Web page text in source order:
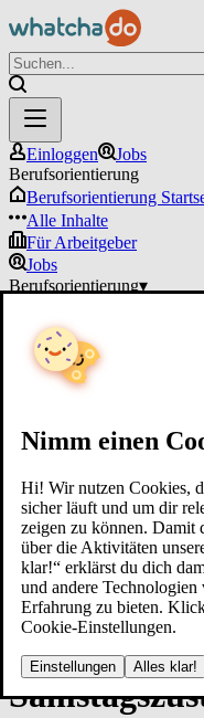
Nimm einen
Hi! Wir nutzen Cookies,
sicher läuft und um dir
zeigen zu können. Damit
über die Aktivitäten
klar!“ erklärst du dich
und andere
Erfahrung zu bieten.
Cookie-Einstellungen.
Einstellungen Alles klar!
Einloggen
Jobs
Berufsorientierung
Berufsorientierung
Alle Inhalte
Für Arbeitgeber
Jobs
Berufsorientierung▾